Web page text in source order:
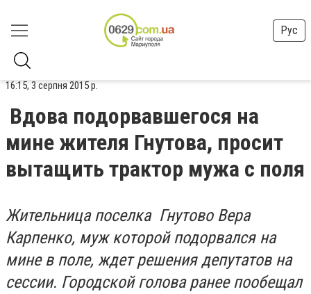
Рус
16:15, 3 серпня 2015 р.
Вдова подорвавшегося на
мине жителя Гнутова, просит
вытащить трактор мужа с поля
Жительница поселка Гнутово Вера
Карпенко, муж которой подорвался на
мине в поле, ждет решения депутатов на
сессии. Городской голова ранее пообещал